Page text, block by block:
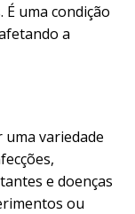
uma condição
a
uma variedade
e doenças
ou